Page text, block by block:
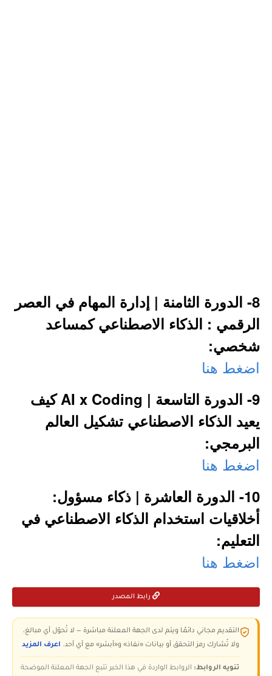
8- الدورة الثامنة | إدارة المهام في العصر
الرقمي : الذكاء الاصطناعي كمساعد
شخصي:
اضغط هنا
9- الدورة التاسعة | AI x Coding كيف
يعيد الذكاء الاصطناعي تشكيل العالم
البرمجي:
اضغط هنا
10- الدورة العاشرة | ذكاء مسؤول:
أخلاقيات استخدام الذكاء الاصطناعي في
التعليم:
اضغط هنا
رابط المصدر
التقديم مجاني دائمًا ويتم لدى الجهة المعلنة مباشرة — لا تُحوّل أي مبالغ،
ولا تُشارك رمز التحقق أو بيانات «نفاذ» و«أبشر» مع أي أحد. اعرف المزيد
تنويه الروابط: الروابط الواردة في هذا الخبر تتبع الجهة المعلنة الموضحة